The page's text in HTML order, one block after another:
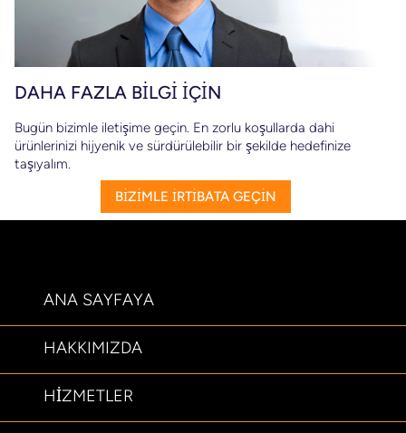
DAHA FAZLA BİLGİ İÇİN
Bugün bizimle iletişime geçin. En zorlu koşullarda dahi
ürünlerinizi hijyenik ve sürdürülebilir bir şekilde hedefinize
taşıyalım.
BİZİMLE İRTİBATA GEÇİN
ANA SAYFAYA
HAKKIMIZDA
HIZMETLER